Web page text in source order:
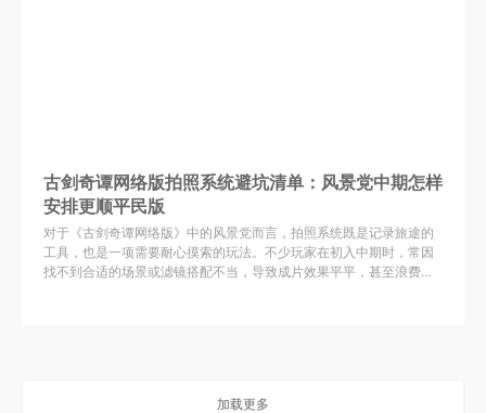
古剑奇谭网络版拍照系统避坑清单：风景党中期怎样
安排更顺平民版
对于《古剑奇谭网络版》中的风景党而言，拍照系统既是记录旅途的
工具，也是一项需要耐心摸索的玩法。不少玩家在初入中期时，常因
找不到合适的场景或滤镜搭配不当，导致成片效果平平，甚至浪费了
加载更多